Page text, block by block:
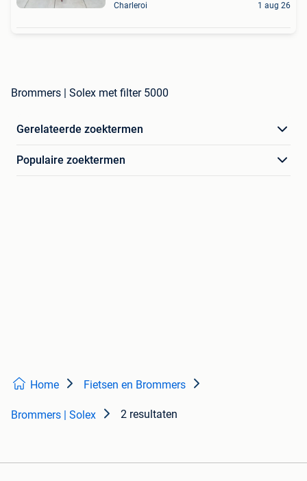
Charleroi 1 aug 26
Brommers | Solex met filter 5000
Gerelateerde zoektermen
Populaire zoektermen
Home Fietsen en Brommers
Brommers | Solex 2 resultaten